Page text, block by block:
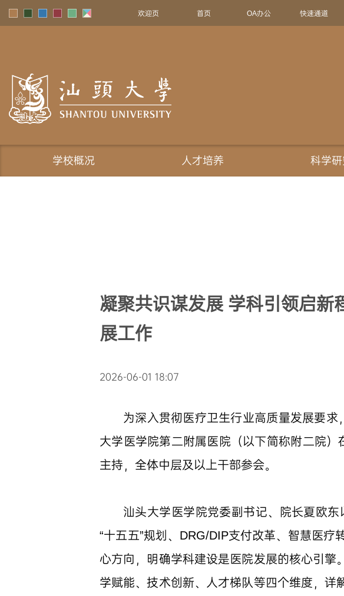
欢迎页 首页 OA办公 快速通道
学校概况 人才培养 科学研
凝聚共识谋发展 学科引领启
展工作
2026-06-01 18:07
为深入贯彻医疗卫生行业高质量发展要
大学医学院第二附属医院（以下简称附二院
主持，全体中层及以上干部参会。
汕头大学医学院党委副书记、院长夏欧
“十五五”规划、DRG/DIP支付改革、智慧医
心方向，明确学科建设是医院发展的核心引
学赋能、技术创新、人才梯队等四个维度，